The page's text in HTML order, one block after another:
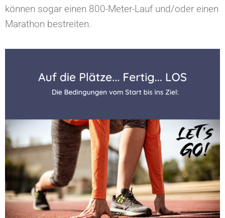
können sogar einen 800-Meter-Lauf und/oder einen
Marathon bestreiten.